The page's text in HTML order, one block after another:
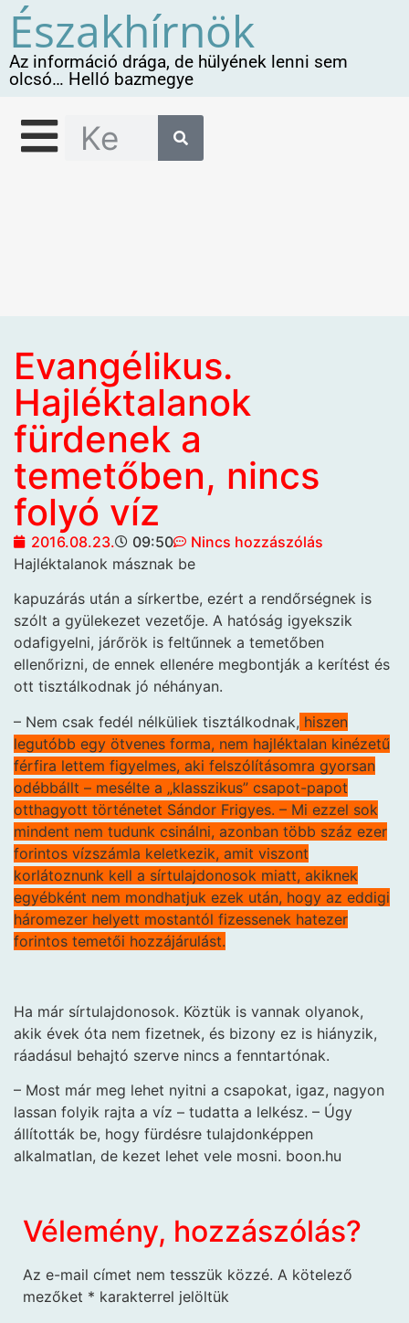
Északhírnök
Az információ drága, de hülyének lenni sem
olcsó… Helló bazmegye
Evangélikus.
Hajléktalanok
fürdenek a
temetőben, nincs
folyó víz
2016.08.23. 09:50
Nincs hozzászólás
Hajléktalanok másznak be
kapuzárás után a sírkertbe, ezért a rendőrségnek is
szólt a gyülekezet vezetője. A hatóság igyekszik
odafigyelni, járőrök is feltűnnek a temetőben
ellenőrizni, de ennek ellenére megbontják a kerítést és
ott tisztálkodnak jó néhányan.
– Nem csak fedél nélküliek tisztálkodnak, hiszen
legutóbb egy ötvenes forma, nem hajléktalan kinézetű
férfira lettem figyelmes, aki felszólításomra gyorsan
odébbállt – mesélte a „klasszikus” csapot-papot
otthagyott történetet Sándor Frigyes. – Mi ezzel sok
mindent nem tudunk csinálni, azonban több száz ezer
forintos vízszámla keletkezik, amit viszont
korlátoznunk kell a sírtulajdonosok miatt, akiknek
egyébként nem mondhatjuk ezek után, hogy az eddigi
háromezer helyett mostantól fizessenek hatezer
forintos temetői hozzájárulást.
Ha már sírtulajdonosok. Köztük is vannak olyanok,
akik évek óta nem fizetnek, és bizony ez is hiányzik,
ráadásul behajtó szerve nincs a fenntartónak.
– Most már meg lehet nyitni a csapokat, igaz, nagyon
lassan folyik rajta a víz – tudatta a lelkész. – Úgy
állították be, hogy fürdésre tulajdonképpen
alkalmatlan, de kezet lehet vele mosni. boon.hu
Vélemény, hozzászólás?
Az e-mail címet nem tesszük közzé. A kötelező
mezőket * karakterrel jelöltük